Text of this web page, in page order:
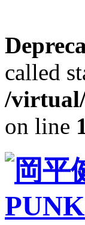
called
/
on line